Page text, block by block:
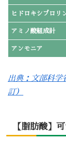
ヒドロキシプロリ
アミノ酸組成計
アンモニア
出典：文部科
訂）
【脂肪酸】